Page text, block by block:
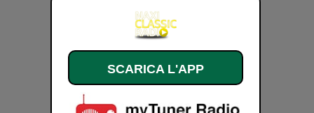
SCARICA L'APP